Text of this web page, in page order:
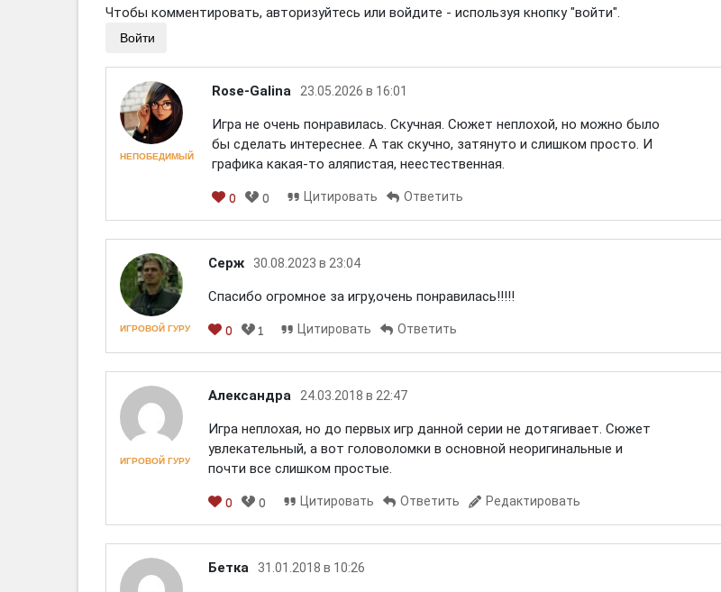
Чтобы комментировать, авторизуйтесь или войдите - используя кнопку "войти".
Войти
НЕПОБЕДИМЫЙ
Rose-Galina 23.05.2026 в 16:01
Игра не очень понравилась. Скучная. Сюжет неплохой, но можно было
бы сделать интереснее. А так скучно, затянуто и слишком просто. И
графика какая-то аляпистая, неестественная.
0 0 Цитировать Ответить
ИГРОВОЙ ГУРУ
Серж 30.08.2023 в 23:04
Спасибо огромное за игру,очень понравилась!!!!!
0 1 Цитировать Ответить
ИГРОВОЙ ГУРУ
Александра 24.03.2018 в 22:47
Игра неплохая, но до первых игр данной серии не дотягивает. Сюжет
увлекательный, а вот головоломки в основной неоригинальные и
почти все слишком простые.
0 0 Цитировать Ответить Редактировать
Бетка 31.01.2018 в 10:26